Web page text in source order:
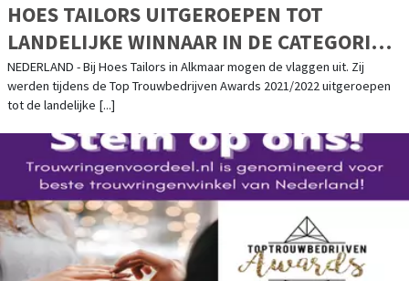
HOES TAILORS UITGEROEPEN TOT
LANDELIJKE WINNAAR IN DE CATEGORIE
TROUWPAKKEN!
NEDERLAND - Bij Hoes Tailors in Alkmaar mogen de vlaggen uit. Zij
werden tijdens de Top Trouwbedrijven Awards 2021/2022 uitgeroepen
tot de landelijke [...]